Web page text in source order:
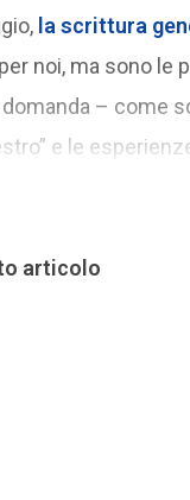
la scrittura
noi, ma sono le
– come
e le
articolo